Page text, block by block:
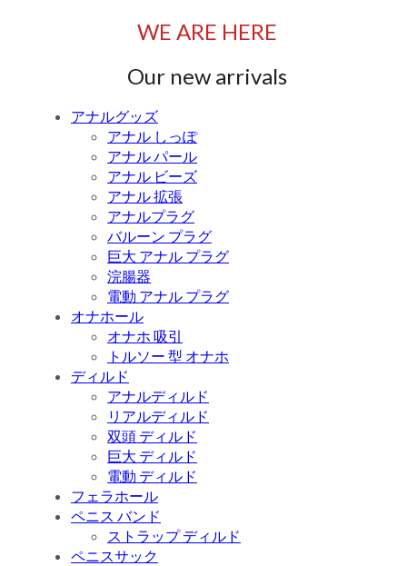
WE ARE HERE
Our new arrivals
アナルグッズ
アナル しっぽ
アナル パール
アナル ビーズ
アナル 拡張
アナルプラグ
バルーン プラグ
巨大 アナル プラグ
浣腸器
電動 アナル プラグ
オナホール
オナホ 吸引
トルソー 型 オナホ
ディルド
アナルディルド
リアルディルド
双頭 ディルド
巨大 ディルド
電動 ディルド
フェラホール
ペニス バンド
ストラップ ディルド
ペニスサック